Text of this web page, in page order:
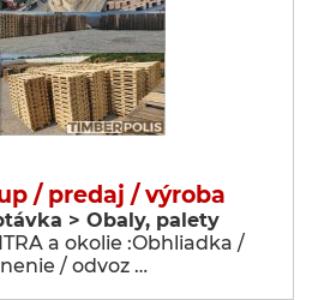
/ predaj / výroba
> Obaly, palety
a okolie :Obhliadka /
/ odvoz …